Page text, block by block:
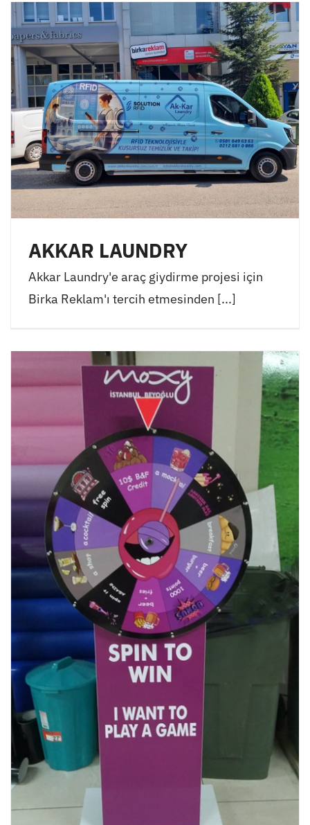
AKKAR LAUNDRY
Akkar Laundry'e araç giydirme projesi için
Birka Reklam'ı tercih etmesinden [...]